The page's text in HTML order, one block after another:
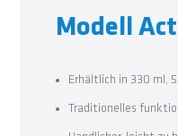
Modell
Erhältlich in 330 ml,
Traditionelles